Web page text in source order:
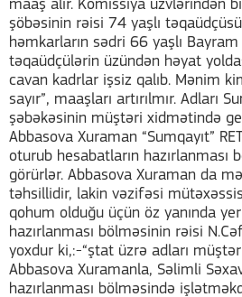
maaş alır. Komissiya üzvlərindən
şöbəsinin rəisi 74 yaşlı
həmkarların sədri 66 yaşlı Bayram
təqaüdçülərin üzündən həyat
cavan kadrlar işsiz qalıb. Mənim
sayır”, maaşları artırılmır. Adları
şəbəkəsinin müştəri xidmətində
Abbasova Xuraman “Sumqayıt”
oturub hesabatların hazırlanması
görürlər. Abbasova Xuraman da
təhsillidir, lakin vəzifəsi
qohum olduğu üçün öz yanında
hazırlanması bölməsinin rəisi
yoxdur ki,:-“ştat üzrə adları
Abbasova Xuramanla, Səlimli
hazırlanması bölməsində